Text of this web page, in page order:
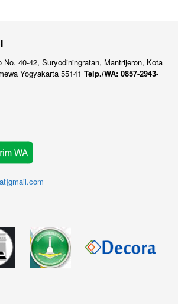
No. 40-42, Suryodiningratan, Mantrijeron, Kota
Yogyakarta 55141 Telp./WA: 0857-2943-